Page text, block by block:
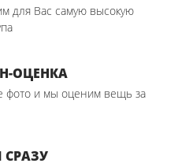
для Вас самую высокую
ОЦЕНКА
фото и мы оценим вещь за
СРАЗУ